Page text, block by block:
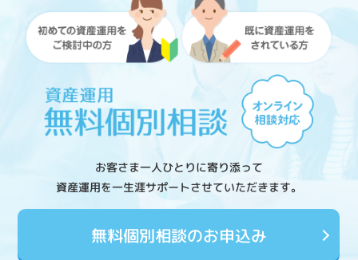
お客さま一人ひとりに寄り添って
資産運用を一生涯サポートさせていただきます。
無料個別相談のお申込み